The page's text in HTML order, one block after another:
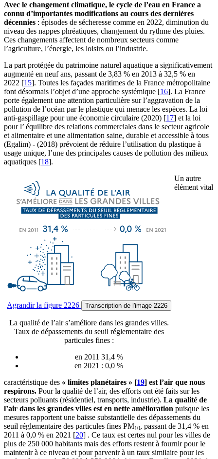
Avec le changement climatique, le cycle de l’eau en France a
connu d’importantes modifications au cours des dernières
décennies : épisodes de sécheresse comme en 2022, diminution du
niveau des nappes phréatiques, changement du rythme des pluies.
Ces changements affectent de nombreux secteurs comme
l’agriculture, l’énergie, les loisirs ou l’industrie.
La part protégée du patrimoine naturel aquatique a significativement
augmenté en neuf ans, passant de 3,83 % en 2013 à 32,5 % en
2022 [15]. Toutes les façades maritimes de la France métropolitaine
font désormais l’objet d’une approche systémique [16]. La France
porte également une attention particulière sur l’aggravation de la
pollution de l’océan par le plastique qui menace les espèces. La loi
anti-gaspillage pour une économie circulaire (2020) [17] et la loi
pour l’ équilibre des relations commerciales dans le secteur agricole
et alimentaire et une alimentation saine, durable et accessible à tous
(Egalim) - (2018) prévoient de réduire l’utilisation du plastique à
usage unique, l’une des principales causes de pollution des milieux
aquatiques [18].
Agrandirla figure 2226 Transcription de l'image 2226
La qualité de l’air s’améliore dans les grandes villes.
Taux de dépassements du seuil réglementaire des
particules fines :
en 2011 31,4 %
en 2021 : 0,0 %
Un autre
élément vital
caractéristique des « limites planétaires » [19] est l’air que nous
respirons. Pour la qualité de l’air, des efforts ont été faits sur les
secteurs polluants (résidentiel, transports, industrie). La qualité de
l’air dans les grandes villes est en nette amélioration puisque les
mesures rapportent une baisse substantielle des dépassements du
seuil réglementaire des particules fines PM10, passant de 31,4 % en
2011 à 0,0 % en 2021 [20] . Ce taux est certes nul pour les villes de
plus de 250 000 habitants mais des efforts restent à fournir pour le
maintenir à ce niveau et pour parvenir à un taux similaire pour les